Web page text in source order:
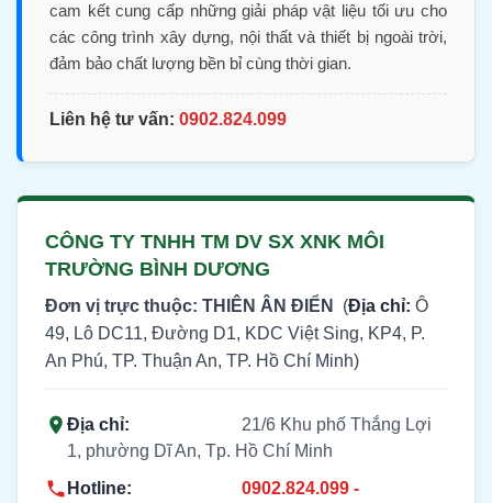
cam kết cung cấp những giải pháp vật liệu tối ưu cho
các công trình xây dựng, nội thất và thiết bị ngoài trời,
đảm bảo chất lượng bền bỉ cùng thời gian.
Liên hệ tư vấn: 0902.824.099
CÔNG TY TNHH TM DV SX XNK MÔI
TRƯỜNG BÌNH DƯƠNG
Đơn vị trực thuộc: THIÊN ÂN ĐIỂN (Địa chỉ: Ô
49, Lô DC11, Đường D1, KDC Việt Sing, KP4, P.
An Phú, TP. Thuận An, TP. Hồ Chí Minh)
Địa chỉ:
21/6 Khu phố Thắng Lợi
1, phường Dĩ An, Tp. Hồ Chí Minh
Hotline:
0902.824.099 -